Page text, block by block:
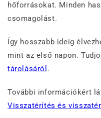
hőforrásokat. Minden
csomagolást.
Így hosszabb ideig
mint az első napon.
tárolásáról .
További információkért
Visszatérítés és